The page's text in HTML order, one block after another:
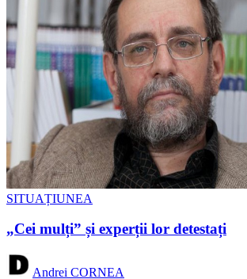
SITUAȚIUNEA
„Cei mulți” și experții lor detestați
Andrei CORNEA